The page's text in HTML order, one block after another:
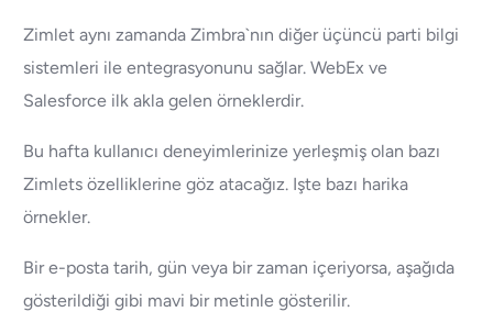
Zimlet aynı zamanda Zimbra`nın diğer üçüncü parti bilgi
sistemleri ile entegrasyonunu sağlar. WebEx ve
Salesforce ilk akla gelen örneklerdir.
Bu hafta kullanıcı deneyimlerinize yerleşmiş olan bazı
Zimlets özelliklerine göz atacağız. Işte bazı harika
örnekler.
Bir e-posta tarih, gün veya bir zaman içeriyorsa, aşağıda
gösterildiği gibi mavi bir metinle gösterilir.